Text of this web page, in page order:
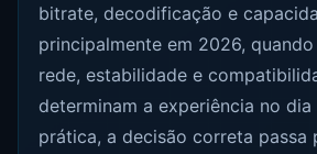
bitrate, decodificação e
principalmente em 2026,
rede, estabilidade e
determinam a experiência no dia
prática, a decisão correta passa